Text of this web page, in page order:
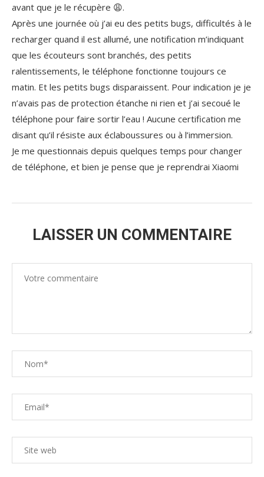
avant que je le récupère 😩.
Après une journée où j’ai eu des petits bugs, difficultés à le
recharger quand il est allumé, une notification m’indiquant
que les écouteurs sont branchés, des petits
ralentissements, le téléphone fonctionne toujours ce
matin. Et les petits bugs disparaissent. Pour indication je je
n’avais pas de protection étanche ni rien et j’ai secoué le
téléphone pour faire sortir l’eau ! Aucune certification me
disant qu’il résiste aux éclaboussures ou à l’immersion.
Je me questionnais depuis quelques temps pour changer
de téléphone, et bien je pense que je reprendrai Xiaomi
LAISSER UN COMMENTAIRE